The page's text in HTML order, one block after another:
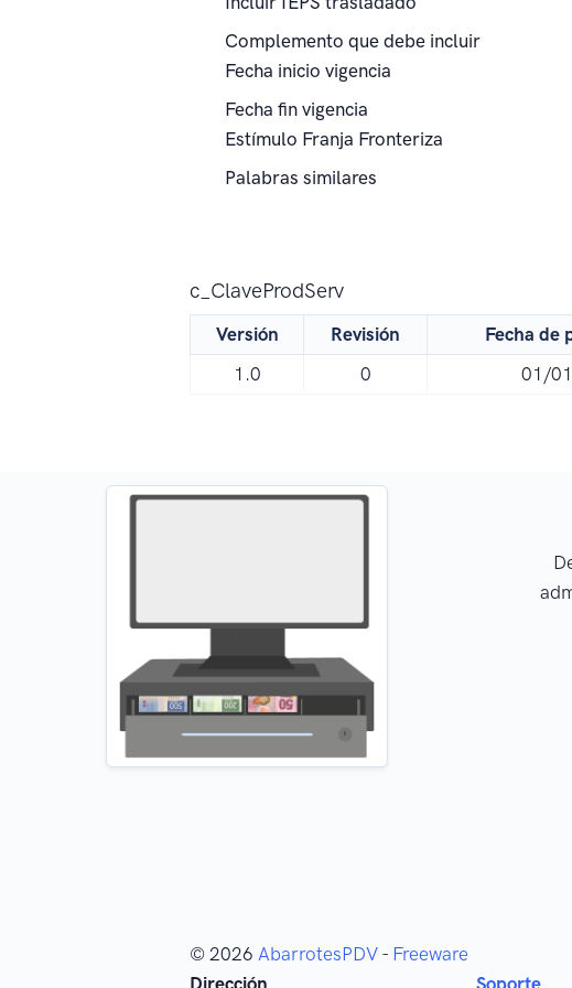
Complemento que debe incluir
Fecha inicio vigencia
Fecha fin vigencia
Estímulo Franja Fronteriza
Palabras similares
c_ClaveProdServ
Versión Revisión
Fecha de
1.0
0 01/
© 2026 AbarrotesPDV - Freeware
Dirección
Soporte